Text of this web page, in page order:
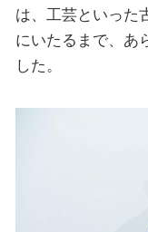
は、工芸といった
にいたるまで、あ
した。